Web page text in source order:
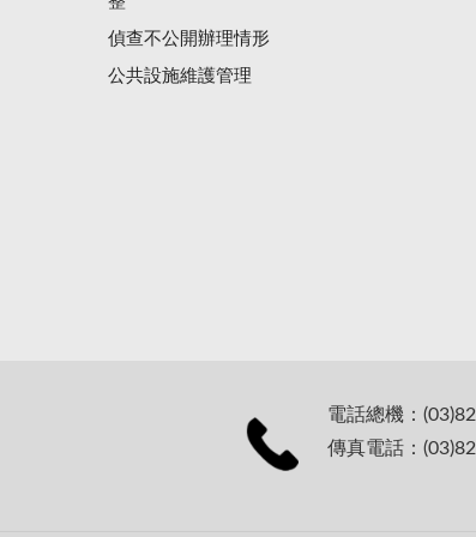
偵查不公開辦理情形
公共設施維護管理
電話總機：
傳真電話：